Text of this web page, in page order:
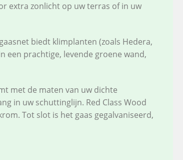
extra zonlicht op uw terras of in uw
biedt klimplanten (zoals Hedera,
een prachtige, levende groene wand,
met de maten van uw dichte
in uw schuttinglijn. Red Class Wood
Tot slot is het gaas gegalvaniseerd,